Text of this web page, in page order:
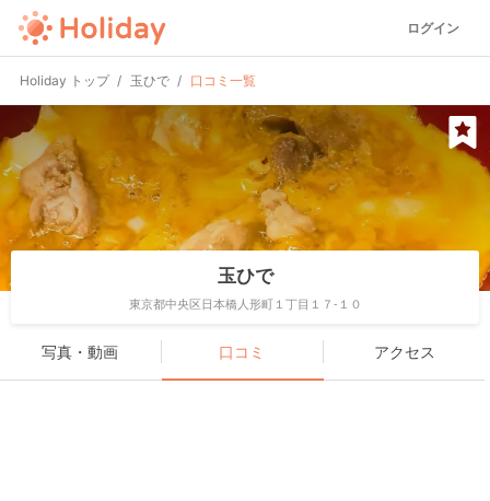
ログイン
Holiday トップ 玉ひで 口コミ一覧
玉ひで
東京都中央区日本橋人形町１丁目１７-１０
写真・動画 口コミ アクセス